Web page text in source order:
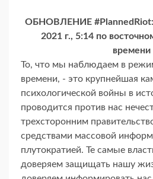
ОБНОВЛЕНИЕ #PlannedRiot:
2021 г., 5:14 по
времени
То, что мы наблюдаем в
времени, - это крупнейшая
психологической войны в
проводится против нас
трехсторонним
средствами массовой
плутократией. Те самые
доверяем защищать нашу